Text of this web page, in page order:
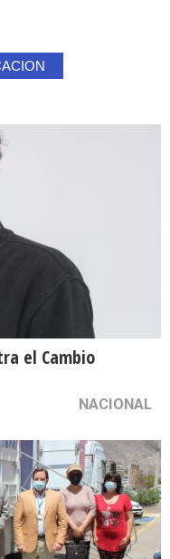
el Cambio
NACIONAL